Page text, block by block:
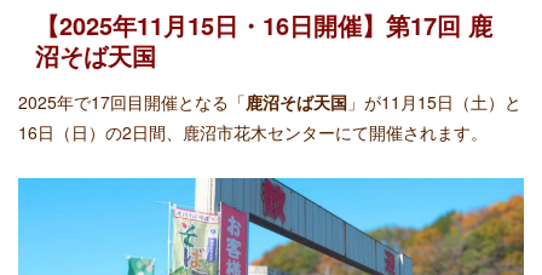
【2025年11月15日・16日開催】第17回 鹿
沼そば天国
2025年で17回目開催となる「鹿沼そば天国 」が11月15日（土）と
16日（日）の2日間、鹿沼市花木センターにて開催されます。